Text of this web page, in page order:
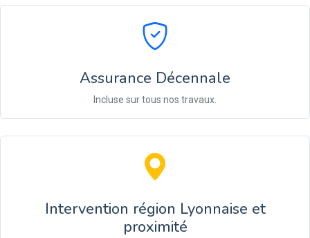
Assurance Décennale
Incluse sur tous nos travaux.
Intervention région Lyonnaise et
proximité